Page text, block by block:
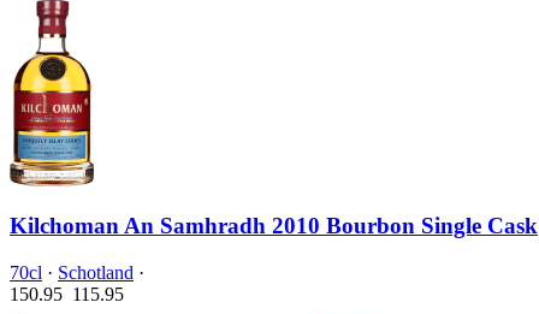
Kilchoman An Samhradh 2010 Bourbon Single Cask
70cl · Schotland ·
150.95 115.95